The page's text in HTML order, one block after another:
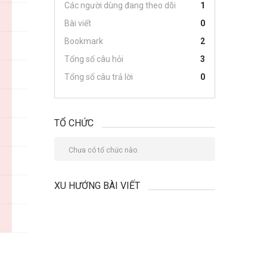
Các người dùng đang theo dõi
1
Bài viết
0
Bookmark
2
Tổng số câu hỏi
3
Tổng số câu trả lời
0
TỔ CHỨC
Chưa có tổ chức nào.
XU HƯỚNG BÀI VIẾT